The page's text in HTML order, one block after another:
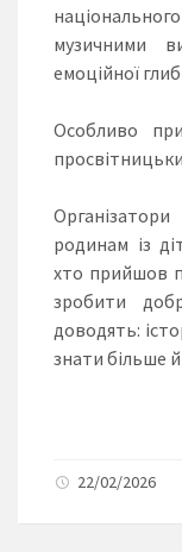
музичними
емоційної
Особливо
родинам із
хто прийшов
зробити
доводять:
знати більше
22/02/2026